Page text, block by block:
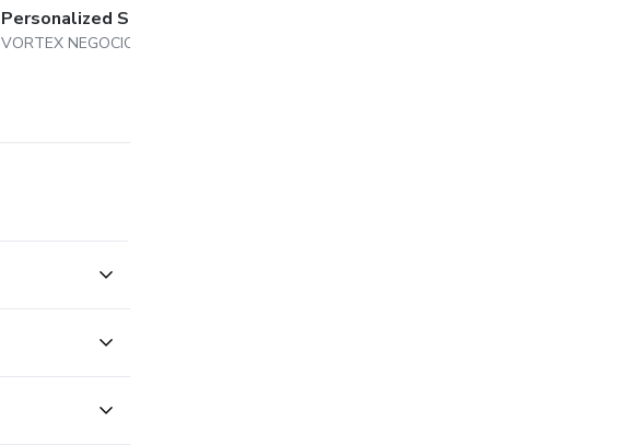
Personalized Support
VORTEX NEGOCIOS DIGITAIS